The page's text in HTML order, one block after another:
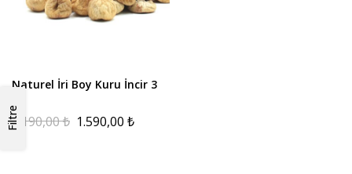
Filtre
Naturel İri Boy Kuru İncir 3
2.190,00₺ 1.590,00 ₺